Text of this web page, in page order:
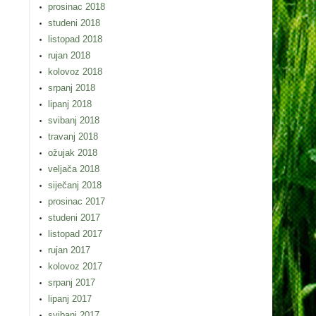
prosinac 2018
studeni 2018
listopad 2018
rujan 2018
kolovoz 2018
srpanj 2018
lipanj 2018
svibanj 2018
travanj 2018
ožujak 2018
veljača 2018
siječanj 2018
prosinac 2017
studeni 2017
listopad 2017
rujan 2017
kolovoz 2017
srpanj 2017
lipanj 2017